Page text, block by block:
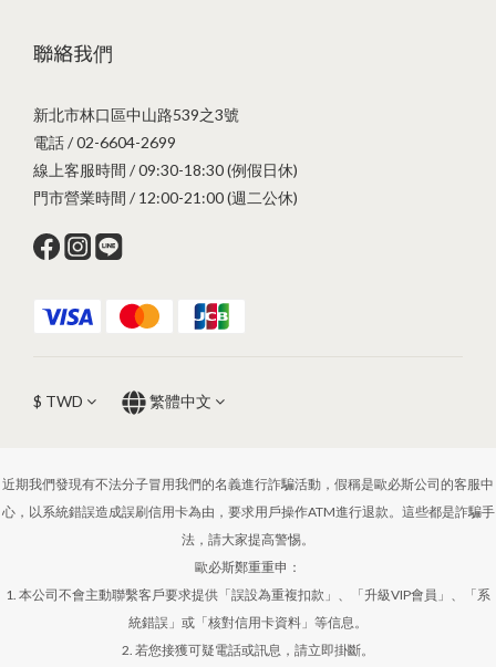
聯絡我們
新北市林口區中山路539之3號
電話 / 02-6604-2699
線上客服時間 / 09:30-18:30 (例假日休)
門市營業時間 / 12:00-21:00 (週二公休)
$ TWD 繁體中文
近期我們發現有不法分子冒用我們的名義進行詐騙活動，假稱是歐必斯公司的客服中
心，以系統錯誤造成誤刷信用卡為由，要求用戶操作ATM進行退款。這些都是詐騙手
法，請大家提高警惕。
歐必斯鄭重重申：
1. 本公司不會主動聯繫客戶要求提供「誤設為重複扣款」、「升級VIP會員」、「系
統錯誤」或「核對信用卡資料」等信息。
2. 若您接獲可疑電話或訊息，請立即掛斷。